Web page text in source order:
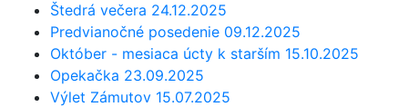
Štedrá večera 24.12.2025
Predvianočné posedenie 09.12.2025
Október - mesiaca úcty k starším 15.10.2025
Opekačka 23.09.2025
Výlet Zámutov 15.07.2025